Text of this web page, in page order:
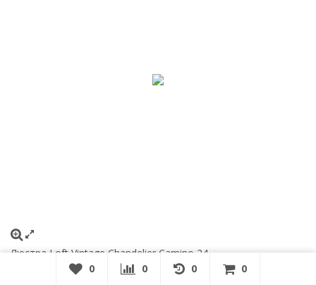
Люстра Loft Vintage Chandelier Camino 24
0 0 0 0